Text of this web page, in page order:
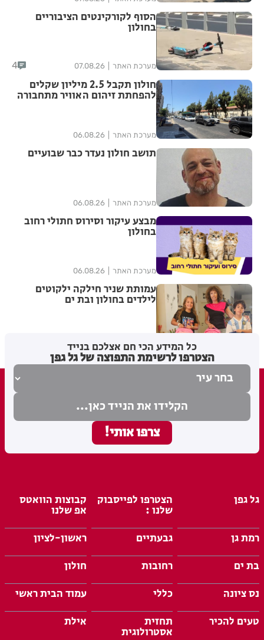
הסוף לקורקינטים הציבוריים
בחולון
מערכת האתר 07.08.26
4
חולון תקבל 2.5 מיליון שקלים
להפחתת זיהום האוויר מתחבורה
מערכת האתר 06.08.26
תושב חולון נעדר כבר שבועיים
מערכת האתר 06.08.26
מבצע עיקור וסירוס חתולי רחוב
בחולון
מערכת האתר 06.08.26
עמותת שניר חילקה ילקוטים
לילדים בחולון ובת ים
כל המידע הכי חם אצלכם בנייד
הצטרפו לרשימת התפוצה של גל גפן
גל גפן הצטרפו לפייסבוק
שלנו :
קבוצות הוואטס
אפ שלנו
רמת גן
גבעתיים
ראשון-לציון
בת ים
רחובות
חולון
נס ציונה
כללי
עמוד הבית ראשי
טעים להכיר
תחזית
אסטרולוגית
אילת